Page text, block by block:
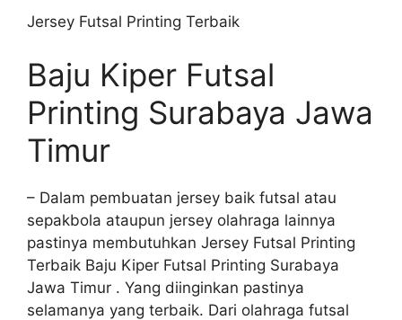
Jersey Futsal Printing Terbaik
Baju Kiper Futsal
Printing Surabaya Jawa
Timur
– Dalam pembuatan jersey baik futsal atau
sepakbola ataupun jersey olahraga lainnya
pastinya membutuhkan Jersey Futsal Printing
Terbaik Baju Kiper Futsal Printing Surabaya
Jawa Timur . Yang diinginkan pastinya
selamanya yang terbaik. Dari olahraga futsal